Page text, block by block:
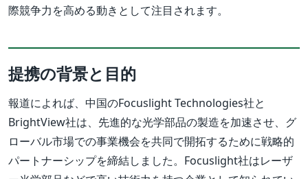
際競争力を高める動きとして注目されます。
提携の背景と目的
報道によれば、中国のFocuslight Technologies社と
BrightView社は、先進的な光学部品の製造を加速させ、グ
ローバル市場での事業機会を共同で開拓するために戦略的
パートナーシップを締結しました。Focuslight社はレーザ